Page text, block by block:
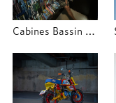
Cabines Bassin d'Hiver Molitor